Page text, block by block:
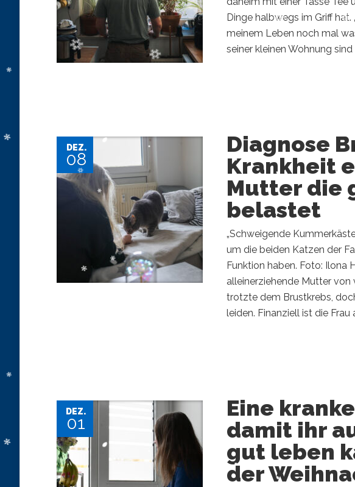
Dinge halbwegs im Griff
meinem Leben noch mal
seiner kleinen Wohnung
DEZ.
08
Diagnose
Krankheit
Mutter die
belastet
„Schweigende
um die beiden Katzen der
Funktion haben. Foto: Ilona
alleinerziehende Mutter von
trotzte dem Brustkrebs,
leiden. Finanziell ist die
DEZ.
01
Eine
damit ihr
gut leben
der